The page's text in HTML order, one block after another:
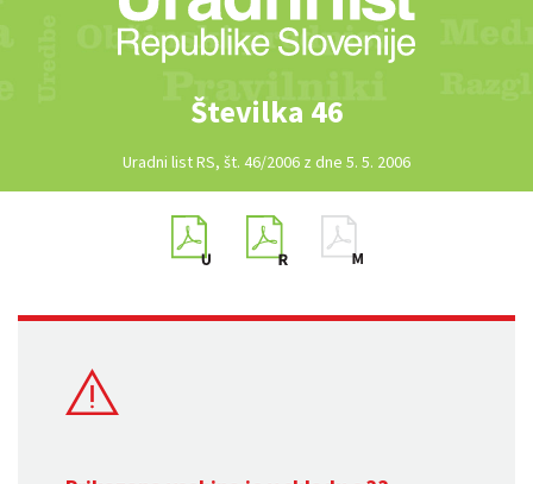
Številka 46
Uradni list RS, št. 46/2006 z dne 5. 5. 2006